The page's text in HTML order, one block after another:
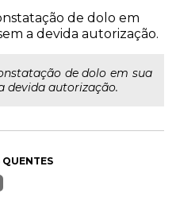
de dolo em
a devida autorização.
de dolo em sua
devida autorização.